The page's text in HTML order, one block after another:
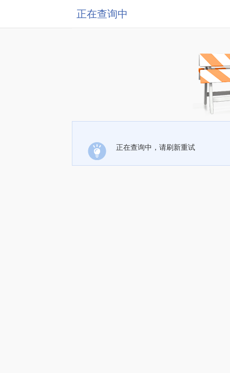
正在查询中
正在查询中，请刷新重试